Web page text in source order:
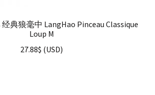
典狼毫中 LangHao Pinceau Classique
Loup M
27.88$ (USD)